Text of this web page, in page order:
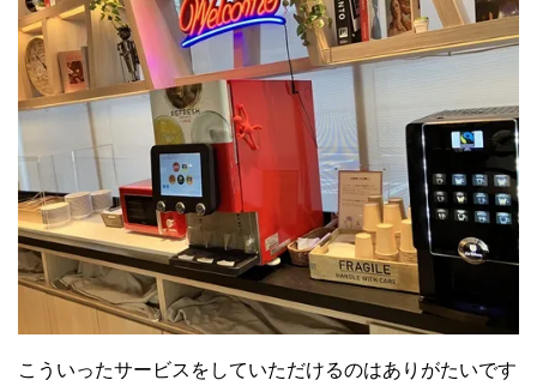
こういったサービスをしていただけるのはありがたいです